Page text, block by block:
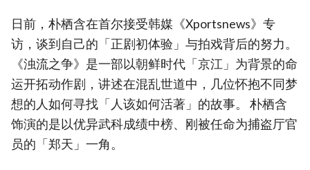
日前，朴栖含在首尔接受韩媒《Xportsnews》专
访，谈到自己的「正剧初体验」与拍戏背后的努力。
《浊流之争》是一部以朝鲜时代「京江」为背景的命
运开拓动作剧，讲述在混乱世道中，几位怀抱不同梦
想的人如何寻找「人该如何活著」的故事。 朴栖含
饰演的是以优异武科成绩中榜、刚被任命为捕盗厅官
员的「郑天」一角。